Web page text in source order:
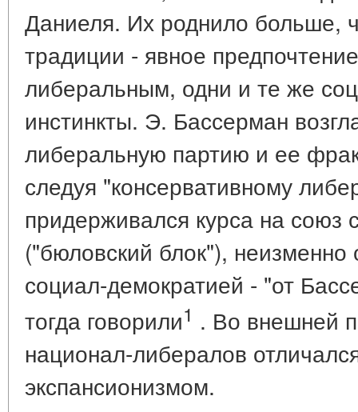
Даниеля. Их роднило больше,
традиции - явное
либеральным, одни и те же
инстинкты. Э. Бассерман
либеральную партию и ее
следуя "консервативному
придерживался курса на союз
("бюловский блок"), неизменно
социал-демократией - "от
тогда говорили1 . Во внешней
национал-либералов
экспансионизмом.